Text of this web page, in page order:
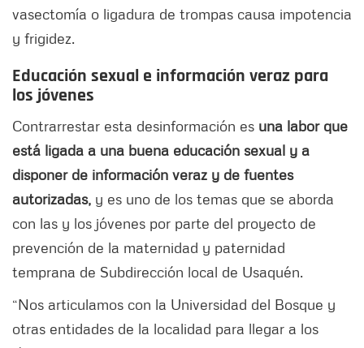
vasectomía o ligadura de trompas causa impotencia
y frigidez.
Educación sexual e información veraz para
los jóvenes
Contrarrestar esta desinformación es una labor que
está ligada a una buena educación sexual y a
disponer de información veraz y de fuentes
autorizadas, y es uno de los temas que se aborda
con las y los jóvenes por parte del proyecto de
prevención de la maternidad y paternidad
temprana de Subdirección local de Usaquén.
“Nos articulamos con la Universidad del Bosque y
otras entidades de la localidad para llegar a los